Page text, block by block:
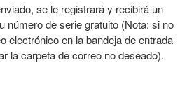
se le registrará y recibirá un
número de serie gratuito (Nota: si no
electrónico en la bandeja de entrada
la carpeta de correo no deseado).